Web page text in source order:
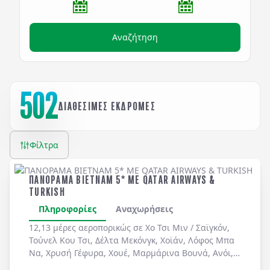
Αναζήτηση
502ΔΙΑΘΕΣΙΜΕΣ ΕΚΔΡΟΜΕΣ
Φίλτρα
ΠΑΝΟΡΑΜΑ ΒΙΕΤΝΑΜ 5* ME QATAR AIRWAYS &
TURKISH
Πληροφορίες
Αναχωρήσεις
12,13 μέρες αεροπορικώς σε Χο Τσι Μιν / Σαϊγκόν,
Τούνελ Κου Τσι, Δέλτα Μεκόνγκ, Χοϊάν, Λόφος Μπα
Να, Χρυσή Γέφυρα, Χουέ, Μαρμάρινα Βουνά, Ανόι,